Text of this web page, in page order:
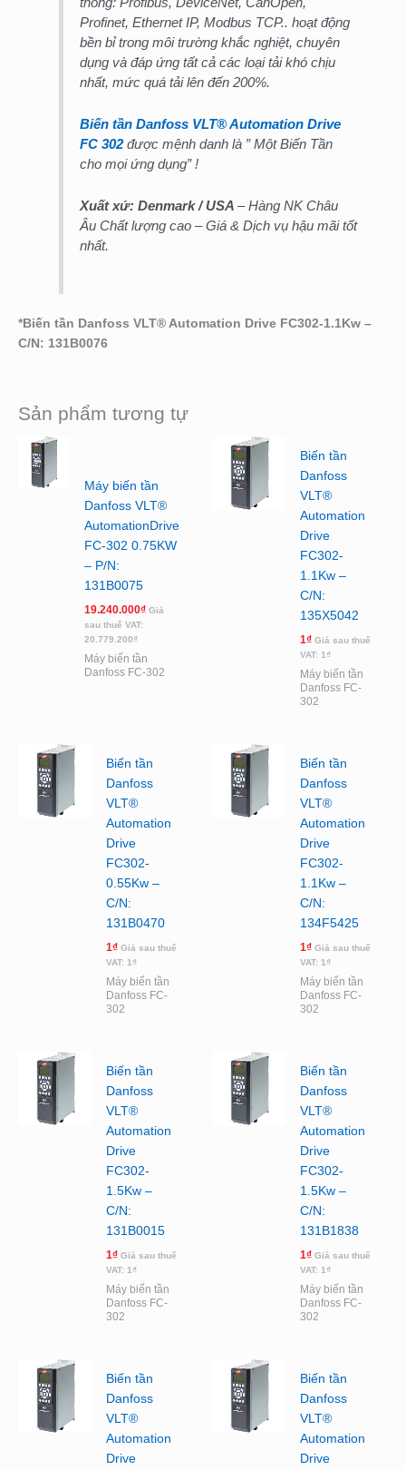
Profinet, Ethernet IP, Modbus TCP.. hoạt động
bền bỉ trong môi trường khắc nghiệt, chuyên
dụng và đáp ứng tất cả các loại tải khó chịu
nhất, mức quá tải lên đến 200%.
Biến tần Danfoss VLT® Automation Drive
FC 302được mệnh danh là ” Một Biến Tần
cho mọi ứng dụng” !
Xuất xứ: Denmark / USA– Hàng NK Châu
Âu Chất lượng cao – Giá & Dịch vụ hậu mãi tốt
nhất.
* Biến tần Danfoss VLT® Automation Drive FC302-1.1Kw –
C/N: 131B0076
Sản phẩm tương tự
Máy biến tần
Danfoss VLT®
AutomationDrive
FC-302 0.75KW
– P/N:
131B0075
19.240.000₫ Giá
sau thuế VAT:
20.779.200₫
Máy biến tần
Danfoss FC-302
Biến tần
Danfoss
VLT®
Automation
Drive
FC302-
1.1Kw –
C/N:
135X5042
1₫ Giá sau thuế
VAT: 1₫
Máy biến tần
Danfoss FC-
302
Biến tần
Danfoss
VLT®
Automation
Drive
FC302-
0.55Kw –
C/N:
131B0470
1₫ Giá sau thuế
VAT: 1₫
Máy biến tần
Danfoss FC-
302
Biến tần
Danfoss
VLT®
Automation
Drive
FC302-
1.1Kw –
C/N:
134F5425
1₫ Giá sau thuế
VAT: 1₫
Máy biến tần
Danfoss FC-
302
Biến tần
Danfoss
VLT®
Automation
Drive
FC302-
1.5Kw –
C/N:
131B0015
1₫ Giá sau thuế
VAT: 1₫
Máy biến tần
Danfoss FC-
302
Biến tần
Danfoss
VLT®
Automation
Drive
FC302-
1.5Kw –
C/N:
131B1838
1₫ Giá sau thuế
VAT: 1₫
Máy biến tần
Danfoss FC-
302
Biến tần
Danfoss
VLT®
Automation
Drive
Biến tần
Danfoss
VLT®
Automation
Drive